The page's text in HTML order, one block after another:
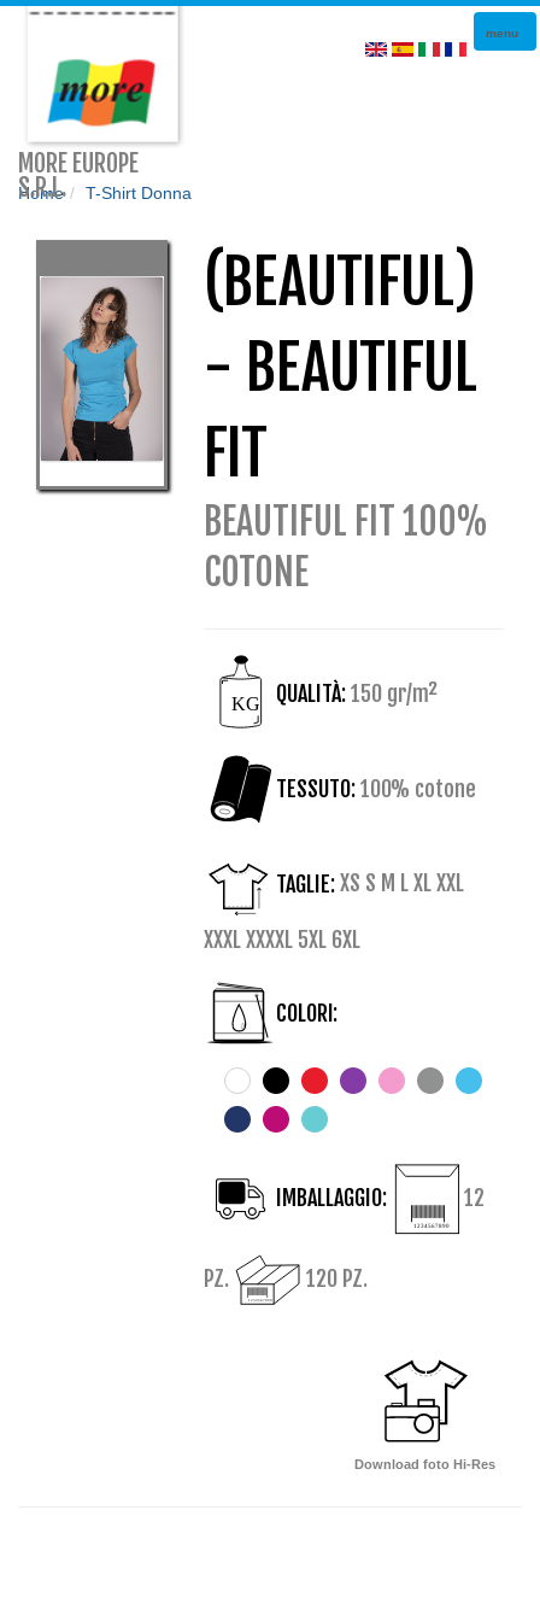
menu
MORE EUROPE
S.R.L.
Home T-Shirt Donna
(BEAUTIFUL)
- BEAUTIFUL
FIT
BEAUTIFUL FIT 100%
COTONE
QUALITÀ:150 gr/m²
TESSUTO:100% cotone
TAGLIE:XS S M L XL XXL
XXXL XXXXL 5XL 6XL
COLORI:
IMBALLAGGIO: 12
PZ. 120 PZ.
Download foto Hi-Res